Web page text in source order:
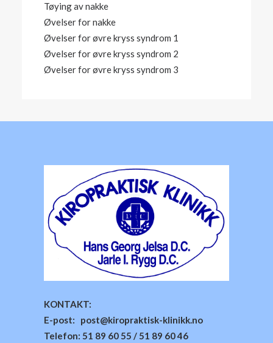
Tøying av nakke
Øvelser for nakke
Øvelser for øvre kryss syndrom 1
Øvelser for øvre kryss syndrom 2
Øvelser for øvre kryss syndrom 3
KONTAKT:
E-post: post@kiropraktisk-klinikk.no
Telefon: 51 89 60 55 / 51 89 60 46